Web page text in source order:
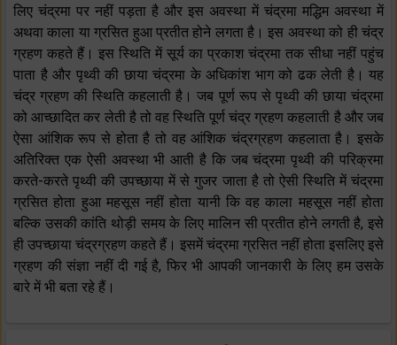
लिए चंद्रमा पर नहीं पड़ता है और इस अवस्था में चंद्रमा मद्धिम अवस्था में
अथवा काला या ग्रसित हुआ प्रतीत होने लगता है। इस अवस्था को ही चंद्र
ग्रहण कहते हैं। इस स्थिति में सूर्य का प्रकाश चंद्रमा तक सीधा नहीं पहुंच
पाता है और पृथ्वी की छाया चंद्रमा के अधिकांश भाग को ढक लेती है। यह
चंद्र ग्रहण की स्थिति कहलाती है। जब पूर्ण रूप से पृथ्वी की छाया चंद्रमा
को आच्छादित कर लेती है तो वह स्थिति पूर्ण चंद्र ग्रहण कहलाती है और जब
ऐसा आंशिक रूप से होता है तो वह आंशिक चंद्रग्रहण कहलाता है। इसके
अतिरिक्त एक ऐसी अवस्था भी आती है कि जब चंद्रमा पृथ्वी की परिक्रमा
करते-करते पृथ्वी की उपच्छाया में से गुजर जाता है तो ऐसी स्थिति में चंद्रमा
ग्रसित होता हुआ महसूस नहीं होता यानी कि वह काला महसूस नहीं होता
बल्कि उसकी कांति थोड़ी समय के लिए मालिन सी प्रतीत होने लगती है, इसे
ही उपच्छाया चंद्रग्रहण कहते हैं। इसमें चंद्रमा ग्रसित नहीं होता इसलिए इसे
ग्रहण की संज्ञा नहीं दी गई है, फिर भी आपकी जानकारी के लिए हम उसके
बारे में भी बता रहे हैं।